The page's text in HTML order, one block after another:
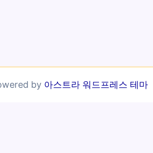
by 아스트라 워드프레스 테마